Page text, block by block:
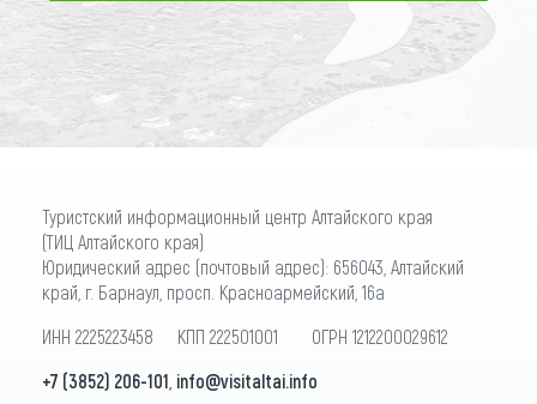
ПОДПИСАТЬСЯ
Туристский информационный центр Алтайского края
(ТИЦ Алтайского края)
Юридический адрес (почтовый адрес): 656043, Алтайский
край, г. Барнаул, просп. Красноармейский, 16а
ИНН 2225223458 КПП 222501001 ОГРН 1212200029612
+7 (3852) 206-101 info@visitaltai.info